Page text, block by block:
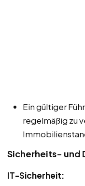
Ein gültiger
regelmäßig zu
Sicherheits- und
IT-Sicherheit: